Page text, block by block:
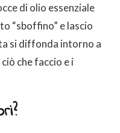
di olio essenziale
“sboffino” e lascio
si diffonda intorno a
che faccio e i